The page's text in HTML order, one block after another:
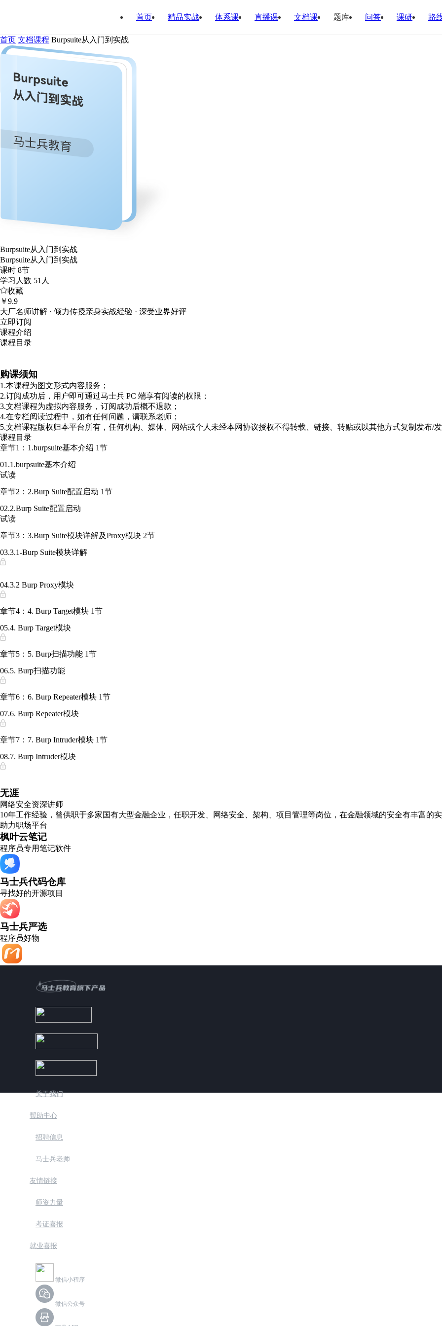
首页 精品实战 体系课 直播课 文档课 题库 问答 课研 路
首页 文档课程 Burpsuite从入门到实战
Burpsuite从入门到实战
Burpsuite从入门到实战
课时 8节
学习人数 51人
收藏
￥9.9
大厂名师讲解 · 倾力传授亲身实战经验 · 深受业界好评
立即订阅
课程介绍
课程目录
购课须知
1.本课程为图文形式内容服务；
2.订阅成功后，用户即可通过马士兵 PC 端享有阅读的权限；
3.文档课程为虚拟内容服务，订阅成功后概不退款；
4.在专栏阅读过程中，如有任何问题，请联系老师；
5.文档课程版权归本平台所有，任何机构、媒体、网站或个人未经本网协议授权不得转载、链接、转贴或以其他方式复制发布/
课程目录
章节1：1.burpsuite基本介绍 1节
01.1.burpsuite基本介绍
试读
章节2：2.Burp Suite配置启动 1节
02.2.Burp Suite配置启动
试读
章节3：3.Burp Suite模块详解及Proxy模块 2节
03.3.1-Burp Suite模块详解
04.3.2 Burp Proxy模块
章节4：4. Burp Target模块 1节
05.4. Burp Target模块
章节5：5. Burp扫描功能 1节
06.5. Burp扫描功能
章节6：6. Burp Repeater模块 1节
07.6. Burp Repeater模块
章节7：7. Burp Intruder模块 1节
08.7. Burp Intruder模块
无涯
网络安全资深讲师
10年工作经验，曾供职于多家国有大型金融企业，任职开发、网络安全、架构、项目管理等岗位，在金融领域的安全有丰富的实
助力职场平台
枫叶云笔记
程序员专用笔记软件
马士兵代码仓库
寻找好的开源项目
马士兵严选
程序员好物
关于我们
帮助中心
招聘信息
马士兵老师
友情链接
师资力量
考证喜报
就业喜报
微信小程序
微信公众号